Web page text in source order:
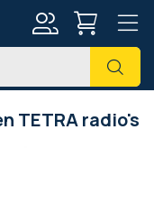
Zoek
TETRA radio's